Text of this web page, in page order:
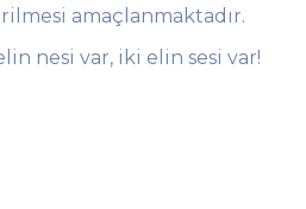
amaçlanmaktadır.
nesi var, iki elin sesi var!